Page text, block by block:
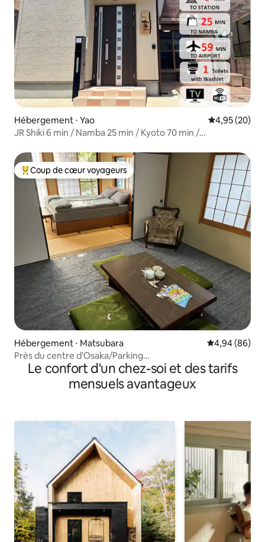
Hébergement ⋅ Yao Évaluation
4,95 (20)
JR Shiki 6 min / Namba 25 min / Kyoto 70 min /
Coups de cœur voyageurs les plus appréciés
Coup de cœur voyageurs
Hébergement ⋅ Matsubara Évaluation
4,94 (86)
Près du centre d'Osaka/Parking
gratuit/110 m²/3 chambres/Cuisine et salle à
Le confort d'un chez-soi et des tarifs
mensuels avantageux